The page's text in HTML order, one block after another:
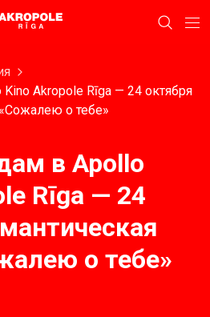
Akropole Rīga — 24 октября
о тебе»
в Apollo
Rīga — 24
о тебе»